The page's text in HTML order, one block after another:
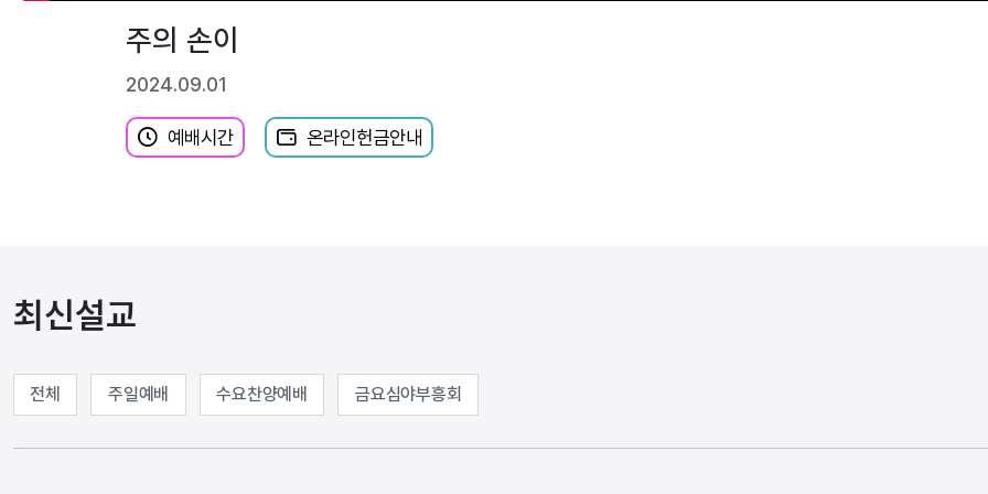
주의 손이
2024.09.01
예배시간 온라인헌금안내
최신설교
전체 주일예배 수요찬양예배 금요심야부흥회